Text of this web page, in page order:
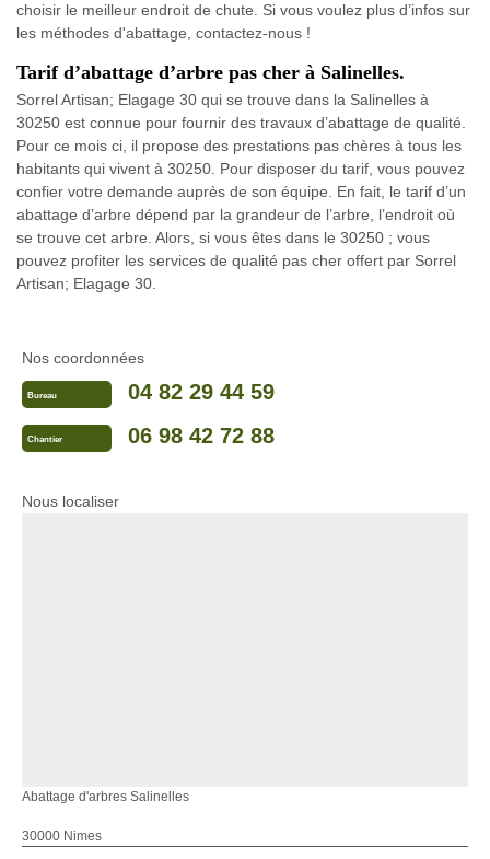
choisir le meilleur endroit de chute. Si vous voulez plus d’infos sur
les méthodes d'abattage, contactez-nous !
Tarif d’abattage d’arbre pas cher à Salinelles.
Sorrel Artisan; Elagage 30 qui se trouve dans la Salinelles à
30250 est connue pour fournir des travaux d’abattage de qualité.
Pour ce mois ci, il propose des prestations pas chères à tous les
habitants qui vivent à 30250. Pour disposer du tarif, vous pouvez
confier votre demande auprès de son équipe. En fait, le tarif d’un
abattage d’arbre dépend par la grandeur de l’arbre, l’endroit où
se trouve cet arbre. Alors, si vous êtes dans le 30250 ; vous
pouvez profiter les services de qualité pas cher offert par Sorrel
Artisan; Elagage 30.
Nos coordonnées
Bureau 04 82 29 44 59
Chantier 06 98 42 72 88
Nous localiser
Abattage d'arbres Salinelles
30000 Nimes